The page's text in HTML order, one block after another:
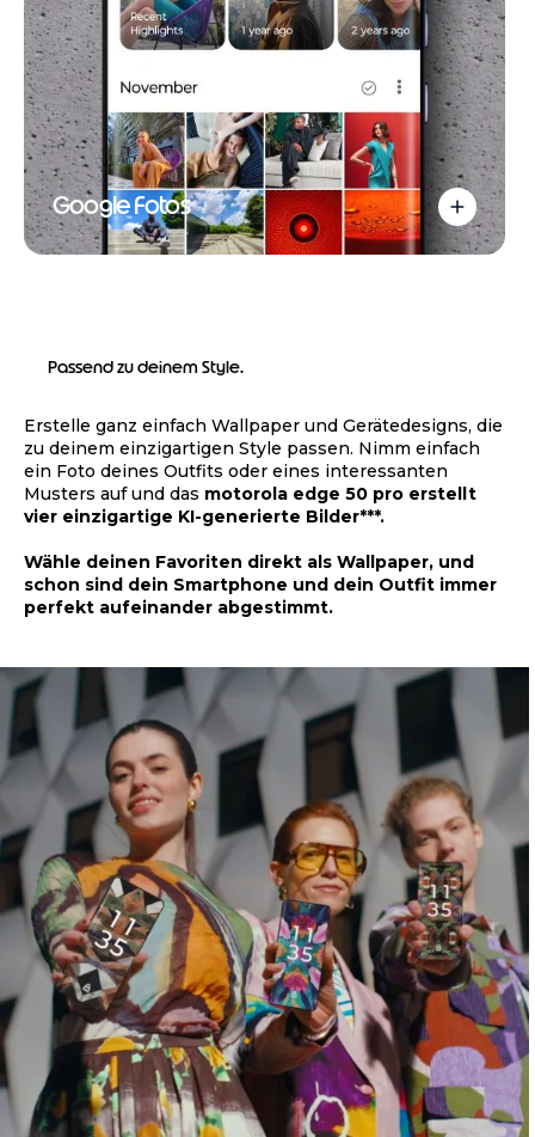
Google Fotos
Passend zu deinem Style.
Erstelle ganz einfach Wallpaper und Gerätedesigns, die
zu deinem einzigartigen Style passen. Nimm einfach
ein Foto deines Outfits oder eines interessanten
Musters auf und das motorola edge 50 pro erstellt
vier einzigartige KI-generierte Bilder***.
Wähle deinen Favoriten direkt als Wallpaper, und
schon sind dein Smartphone und dein Outfit immer
perfekt aufeinander abgestimmt.